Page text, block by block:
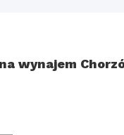
wynajem